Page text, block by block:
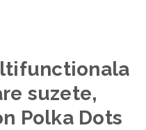
suzete,
Polka Dots